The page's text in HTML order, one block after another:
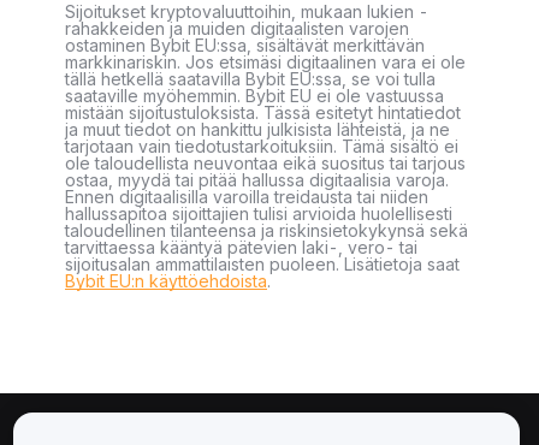
Sijoitukset kryptovaluuttoihin, mukaan lukien -
rahakkeiden ja muiden digitaalisten varojen
ostaminen Bybit EU:ssa, sisältävät merkittävän
markkinariskin. Jos etsimäsi digitaalinen vara ei ole
tällä hetkellä saatavilla Bybit EU:ssa, se voi tulla
saataville myöhemmin. Bybit EU ei ole vastuussa
mistään sijoitustuloksista. Tässä esitetyt hintatiedot
ja muut tiedot on hankittu julkisista lähteistä, ja ne
tarjotaan vain tiedotustarkoituksiin. Tämä sisältö ei
ole taloudellista neuvontaa eikä suositus tai tarjous
ostaa, myydä tai pitää hallussa digitaalisia varoja.
Ennen digitaalisilla varoilla treidausta tai niiden
hallussapitoa sijoittajien tulisi arvioida huolellisesti
taloudellinen tilanteensa ja riskinsietokykynsä sekä
tarvittaessa kääntyä pätevien laki-, vero- tai
sijoitusalan ammattilaisten puoleen. Lisätietoja saat
Bybit EU:n käyttöehdoista.